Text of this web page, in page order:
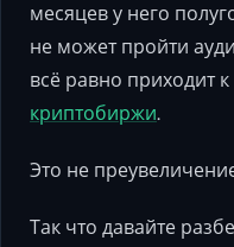
месяцев у него
не может пройти
всё равно приходит
криптобиржи.
Это не
Так что давайте